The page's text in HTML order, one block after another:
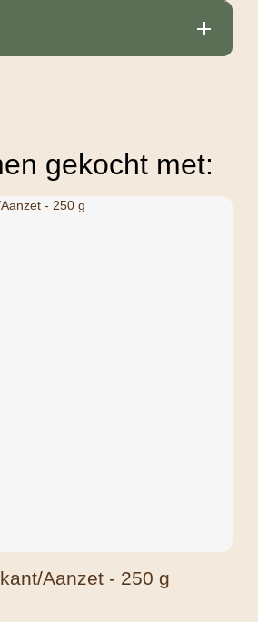
gekocht met:
Aanzet - 250 g